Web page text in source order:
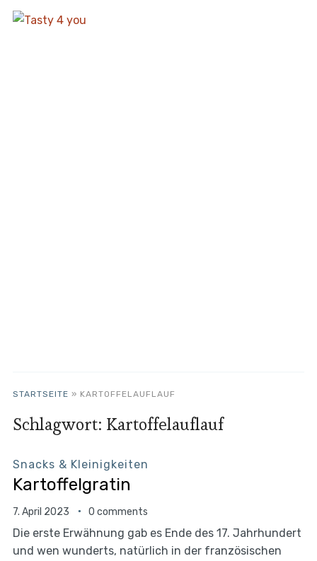
STARTSEITE » KARTOFFELAUFLAUF
Schlagwort: Kartoffelauflauf
Snacks & Kleinigkeiten
Kartoffelgratin
7. April 2023 0 comments
Die erste Erwähnung gab es Ende des 17. Jahrhundert
und wen wunderts, natürlich in der französischen